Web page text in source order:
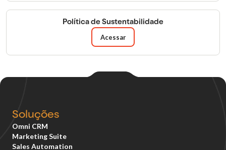
Política de Sustentabilidade
Acessar
Soluções
Omni CRM
Marketing Suite
Sales Automation